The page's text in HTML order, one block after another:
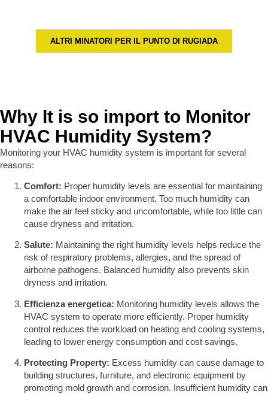
ALTRI MINATORI PER IL PUNTO DI RUGIADA
Why It is so import to Monitor
HVAC Humidity System?
Monitoring your HVAC humidity system is important for several
reasons:
Comfort: Proper humidity levels are essential for maintaining
a comfortable indoor environment. Too much humidity can
make the air feel sticky and uncomfortable, while too little can
cause dryness and irritation.
Salute: Maintaining the right humidity levels helps reduce the
risk of respiratory problems, allergies, and the spread of
airborne pathogens. Balanced humidity also prevents skin
dryness and irritation.
Efficienza energetica: Monitoring humidity levels allows the
HVAC system to operate more efficiently. Proper humidity
control reduces the workload on heating and cooling systems,
leading to lower energy consumption and cost savings.
Protecting Property: Excess humidity can cause damage to
building structures, furniture, and electronic equipment by
promoting mold growth and corrosion. Insufficient humidity can